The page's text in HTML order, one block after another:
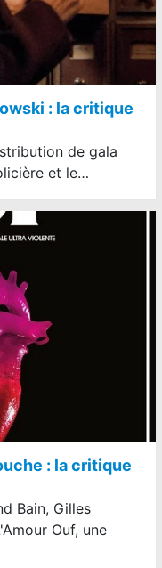
: la critique
de gala
et le…
: la critique
Bain, Gilles
Ouf, une